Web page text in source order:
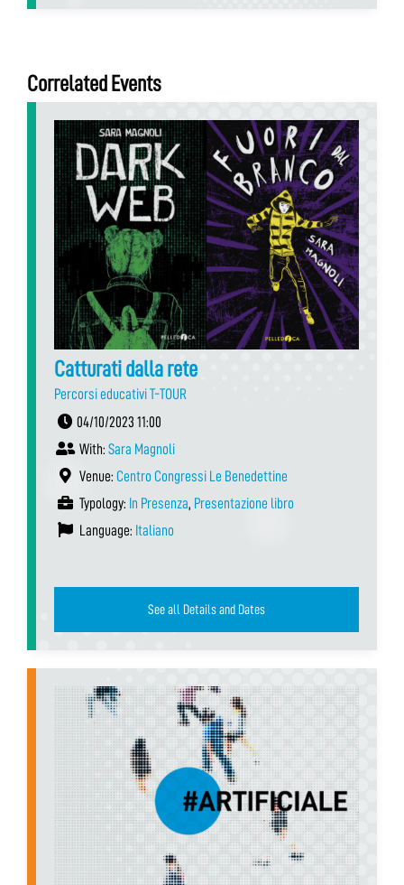
Correlated Events
Catturati dalla rete
Percorsi educativi T-TOUR
04/10/2023 11:00
With: Sara Magnoli
Venue: Centro Congressi Le Benedettine
Typology: In Presenza, Presentazione libro
Language: Italiano
See all Details and Dates